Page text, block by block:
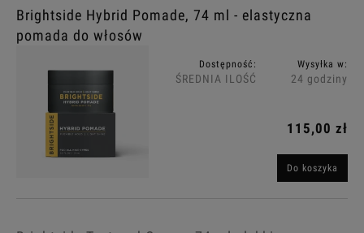
Brightside Hybrid Pomade, 74 ml - elastyczna
pomada do włosów
Dostępność:
ŚREDNIA ILOŚĆ
Wysyłka w:
24 godziny
115,00 zł
Do koszyka